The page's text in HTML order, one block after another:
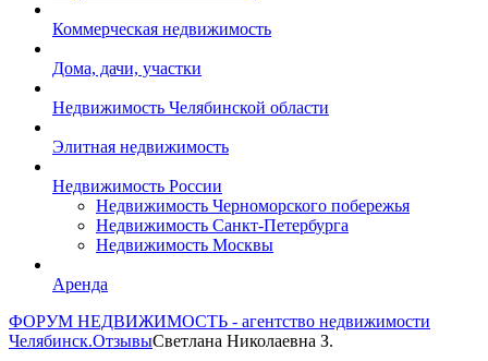
Коммерческая недвижимость
Дома, дачи, участки
Недвижимость Челябинской области
Элитная недвижимость
Недвижимость России
Недвижимость Черноморского побережья
Недвижимость Санкт-Петербурга
Недвижимость Москвы
Аренда
ФОРУМ НЕДВИЖИМОСТЬ - агентство недвижимости
Челябинск.ОтзывыСветлана Николаевна З.